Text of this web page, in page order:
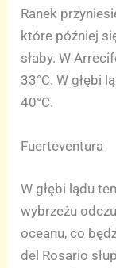
Ranek
które później
słaby. W
33°C. W głębi
40°C.
Fuerteventura
W głębi lądu
wybrzeżu
oceanu, co
del Rosario